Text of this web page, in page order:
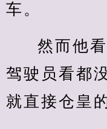
车。
然而他
驾驶员看都
就直接仓皇